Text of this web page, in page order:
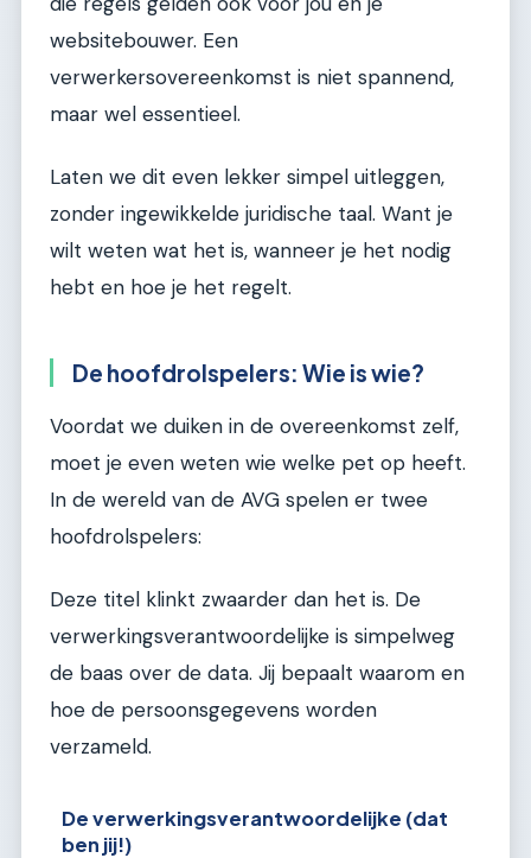
websitebouwer. Een
verwerkersovereenkomst is niet spannend,
maar wel essentieel.
Laten we dit even lekker simpel uitleggen,
zonder ingewikkelde juridische taal. Want je
wilt weten wat het is, wanneer je het nodig
hebt en hoe je het regelt.
De hoofdrolspelers: Wie is wie?
Voordat we duiken in de overeenkomst zelf,
moet je even weten wie welke pet op heeft.
In de wereld van de AVG spelen er twee
hoofdrolspelers:
Deze titel klinkt zwaarder dan het is. De
verwerkingsverantwoordelijke is simpelweg
de baas over de data. Jij bepaalt waarom en
hoe de persoonsgegevens worden
verzameld.
De verwerkingsverantwoordelijke (dat
ben jij!)